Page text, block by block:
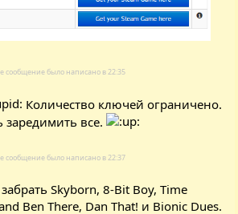
сообщение было написано в 22:35
Количество ключей ограничено.
заредимить все.
сообщение было написано в 22:37
забратьSkyborn,8-Bit Boy,Time
Ben There, Dan That! и Bionic Dues.